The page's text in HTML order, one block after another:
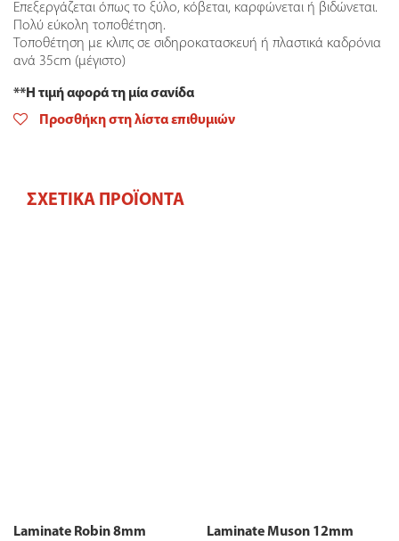
Επεξεργάζεται όπως το ξύλο, κόβεται, καρφώνεται ή βιδώνεται.
Πολύ εύκολη τοποθέτηση.
Τοποθέτηση με κλιπς σε σιδηροκατασκευή ή πλαστικά καδρόνια
ανά 35cm (μέγιστο)
**Η τιμή αφορά τη μία σανίδα
Προσθήκη στη λίστα επιθυμιών
ΣΧΕΤΙΚΆ ΠΡΟΪΌΝΤΑ
Laminate Robin 8mm
Laminate Muson 12mm